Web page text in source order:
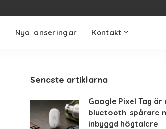
Nya lanseringar Kontakt
Senaste artiklarna
Google Pixel Tag är
bluetooth-spårare
inbyggd högtalare